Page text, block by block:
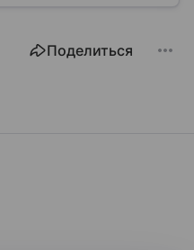
Поделиться